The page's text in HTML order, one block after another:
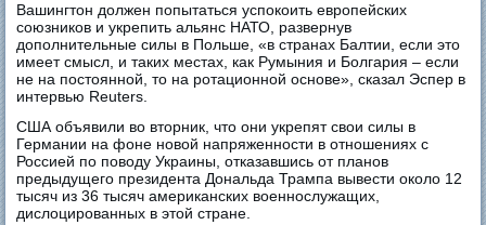
Вашингтон должен попытаться успокоить европейских
союзников и укрепить альянс НАТО, развернув
дополнительные силы в Польше, «в странах Балтии, если это
имеет смысл, и таких местах, как Румыния и Болгария – если
не на постоянной, то на ротационной основе», сказал Эспер в
интервью Reuters.
США объявили во вторник, что они укрепят свои силы в
Германии на фоне новой напряженности в отношениях с
Россией по поводу Украины, отказавшись от планов
предыдущего президента Дональда Трампа вывести около 12
тысяч из 36 тысяч американских военнослужащих,
дислоцированных в этой стране.